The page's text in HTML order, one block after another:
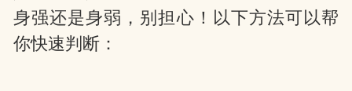
身强还是身弱，别担心！以下方法可以帮
你快速判断：